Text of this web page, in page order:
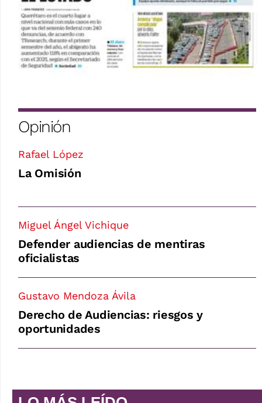
Opinión
Rafael López
La Omisión
Miguel Ángel Vichique
Defender audiencias de mentiras
oficialistas
Gustavo Mendoza Ávila
Derecho de Audiencias: riesgos y
oportunidades